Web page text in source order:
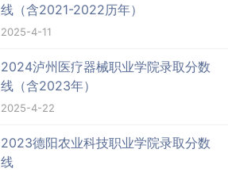
线（含2021-2022历年）
2025-4-11
2024泸州医疗器械职业学院录取分数
线（含2023年）
2025-4-22
2023德阳农业科技职业学院录取分数
线